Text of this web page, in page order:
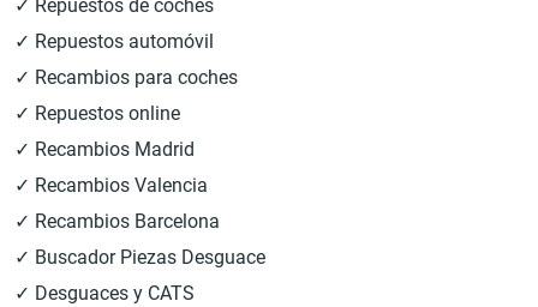
✓ Repuestos de coches
✓ Repuestos automóvil
✓ Recambios para coches
✓ Repuestos online
✓ Recambios Madrid
✓ Recambios Valencia
✓ Recambios Barcelona
✓ Buscador Piezas Desguace
✓ Desguaces y CATS